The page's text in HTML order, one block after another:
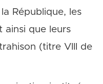
République, les
ainsi que leurs
(titre VIII de